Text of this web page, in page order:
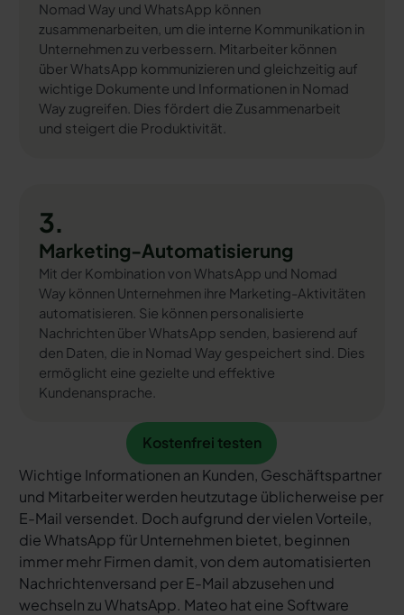
Nomad Way und WhatsApp können
zusammenarbeiten, um die interne Kommunikation in
Unternehmen zu verbessern. Mitarbeiter können
über WhatsApp kommunizieren und gleichzeitig auf
wichtige Dokumente und Informationen in Nomad
Way zugreifen. Dies fördert die Zusammenarbeit
und steigert die Produktivität.
3.
Marketing-Automatisierung
Mit der Kombination von WhatsApp und Nomad
Way können Unternehmen ihre Marketing-Aktivitäten
automatisieren. Sie können personalisierte
Nachrichten über WhatsApp senden, basierend auf
den Daten, die in Nomad Way gespeichert sind. Dies
ermöglicht eine gezielte und effektive
Kundenansprache.
Kostenfrei testen
Kostenfrei testen
Wichtige Informationen an Kunden, Geschäftspartner
und Mitarbeiter werden heutzutage üblicherweise per
E-Mail versendet. Doch aufgrund der vielen Vorteile,
die WhatsApp für Unternehmen bietet, beginnen
immer mehr Firmen damit, von dem automatisierten
Nachrichtenversand per E-Mail abzusehen und
wechseln zu WhatsApp. Mateo hat eine Software